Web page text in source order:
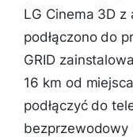
LG Cinema 3D
podłączono do
GRID
16 km od
podłączyć do
bezprzewodowy